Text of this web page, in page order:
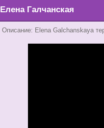
Елена Галчанская
Описание: Elena Galchanskaya